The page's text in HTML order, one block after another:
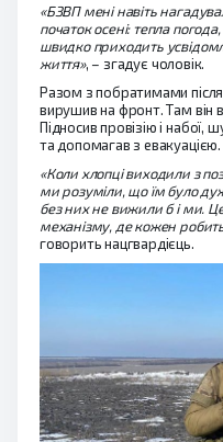
«БЗВП мені навіть
початок осені: тепла
швидко приходить
життя», – згадує чоловік.
Разом з побратимами після
вирушив на фронт. Там він
Підносив провізію і
та допомагав з евакуацією.
«Коли хлопці виходили з
ми розуміли, що їм було
без них не вижили б і ми.
механізму, де кожен
говорить нацгвардієць.